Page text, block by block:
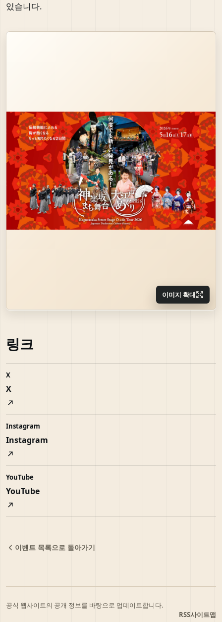
있습니다.
이미지 확대
링크
X
X
Instagram
Instagram
YouTube
YouTube
이벤트 목록으로 돌아가기
공식 웹사이트의 공개 정보를 바탕으로 업데이트합니다.
RSS사이트맵